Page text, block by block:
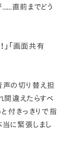
直前までどう
」「画面共有
声の切り替え担
間違えたらすべ
と付きっきりで指
当に緊張しまし